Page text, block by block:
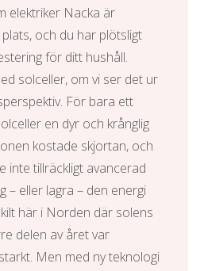
elektriker Nacka är
och du har plötsligt
för ditt hushåll.
solceller, om vi ser det ur
För bara ett
en dyr och krånglig
kostade skjortan, och
inte tillräckligt avancerad
– eller lagra – den energi
här i Norden där solens
delen av året var
Men med ny teknologi